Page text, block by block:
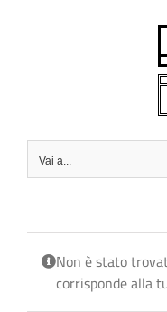
Vai a...
Non è stato
corrisponde alla